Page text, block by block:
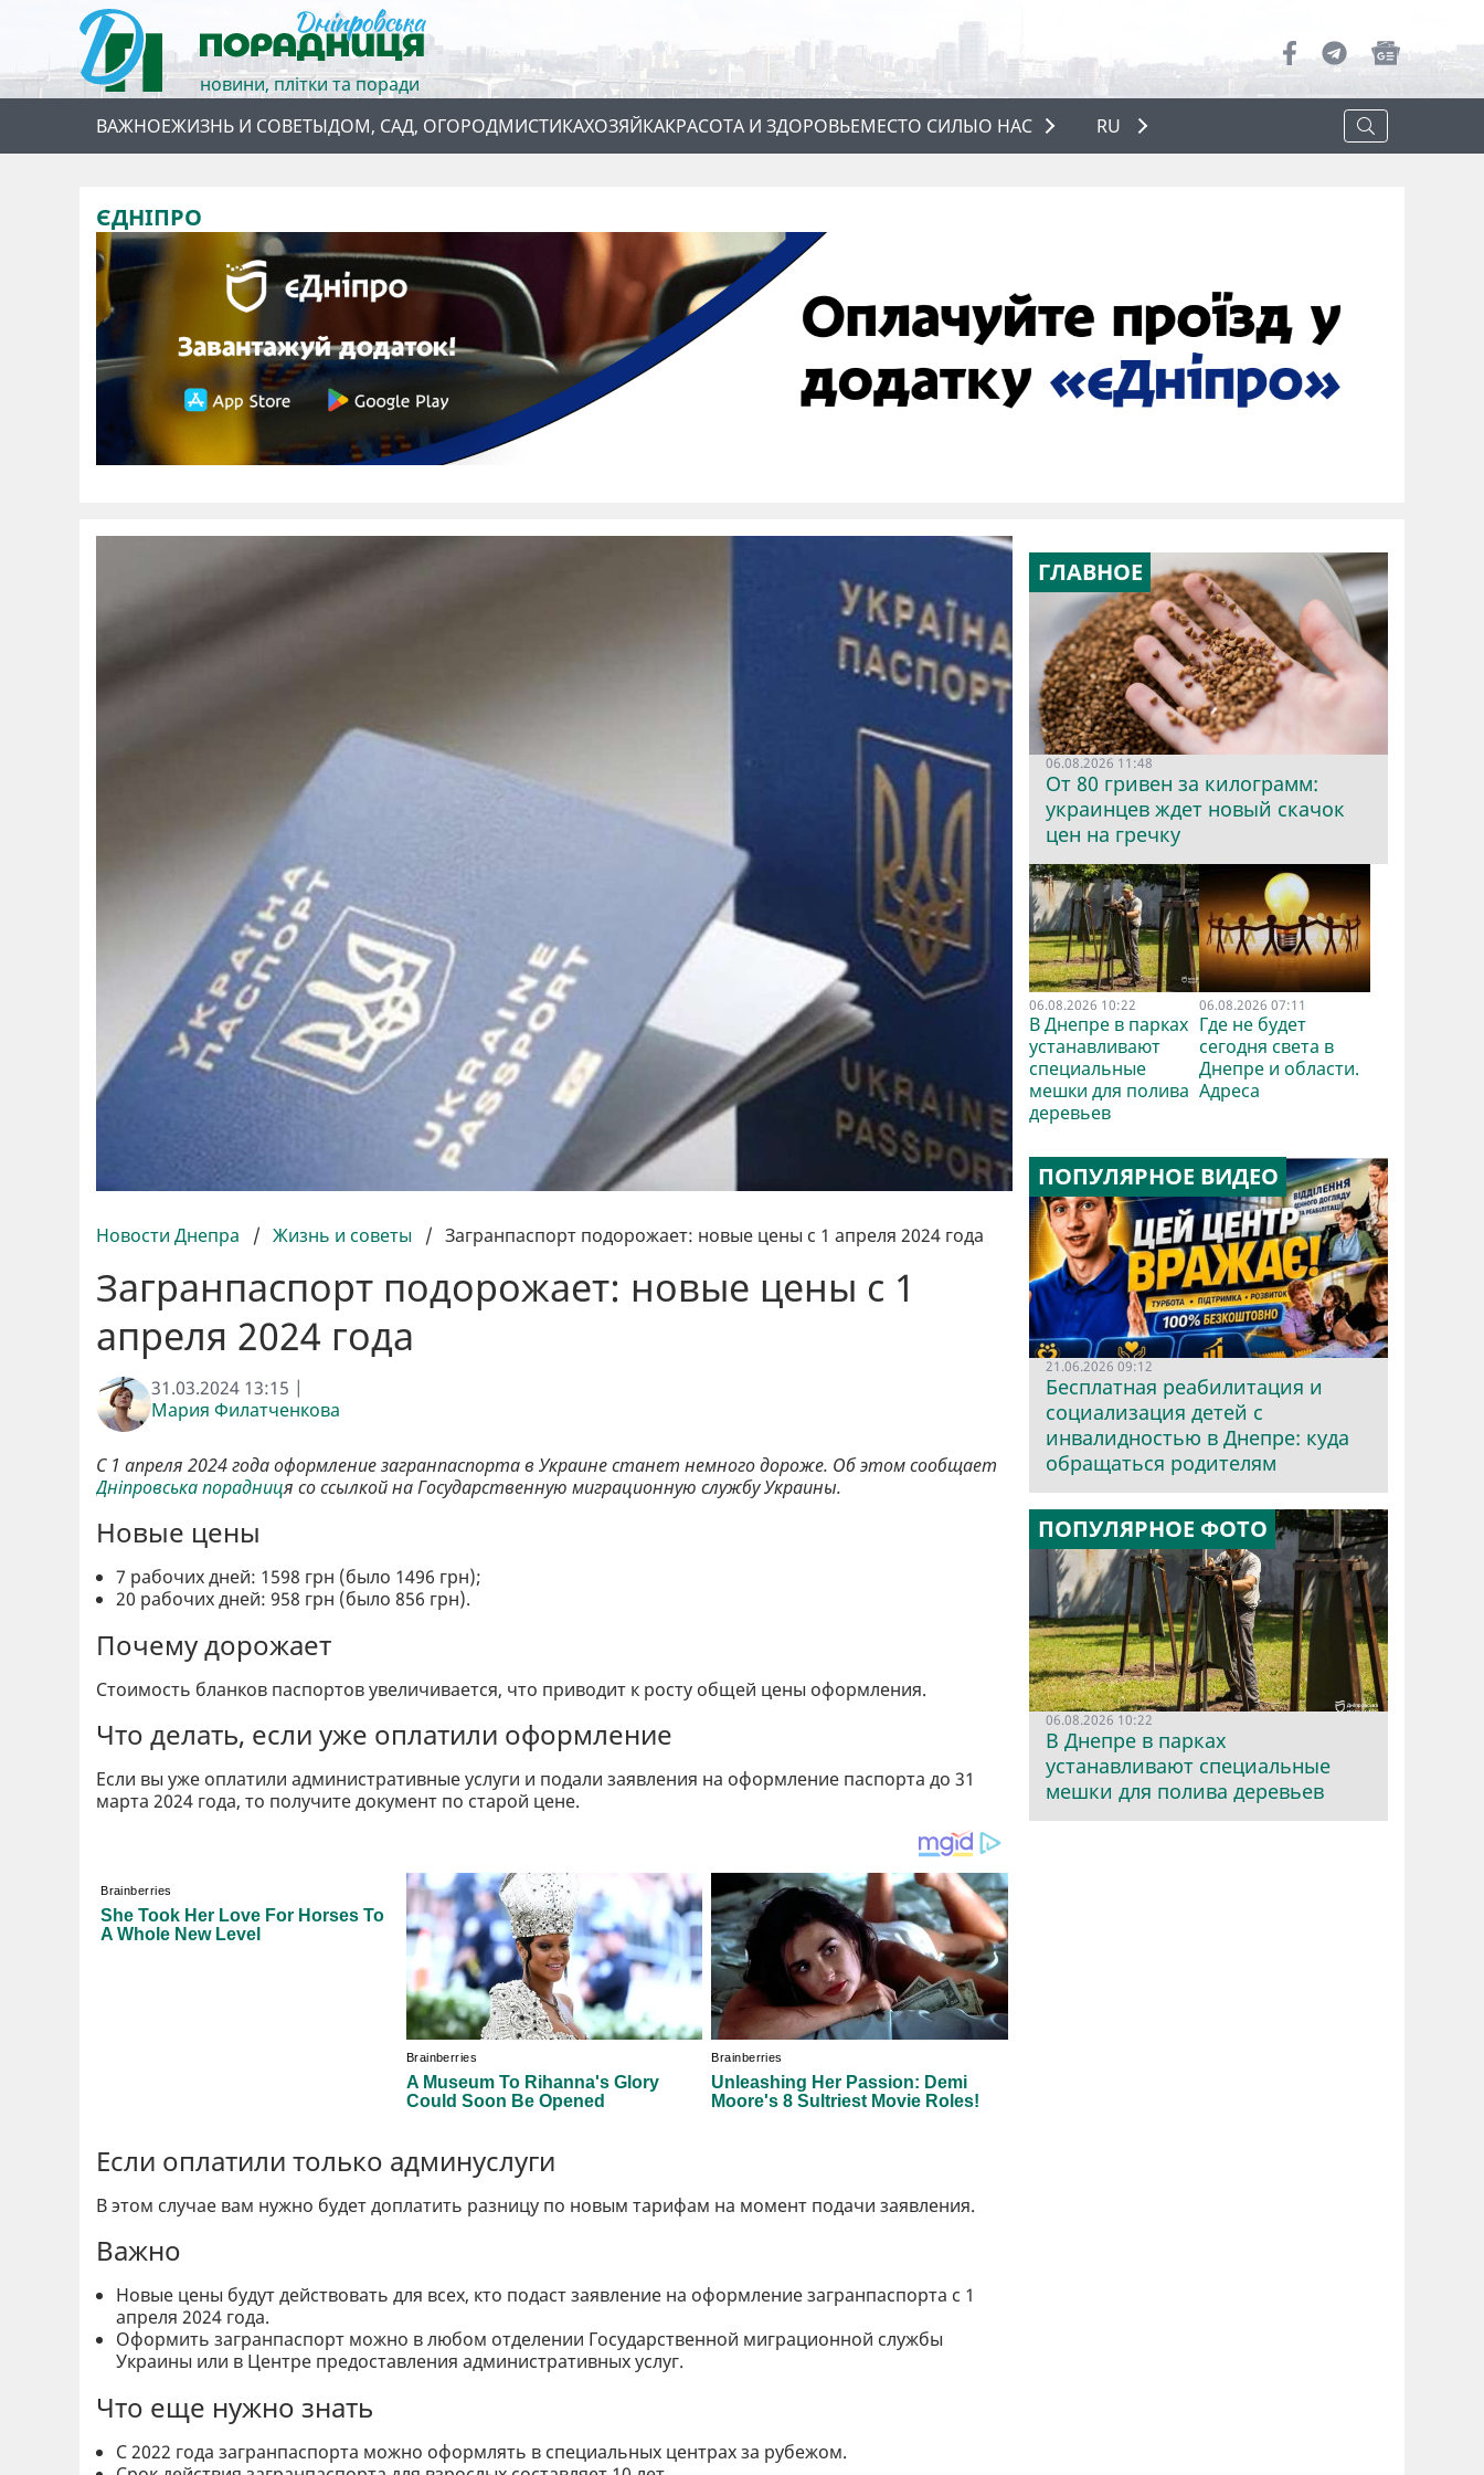
новини, плітки та поради
ВАЖНОЕЖИЗНЬ И СОВЕТЫДОМ, САД, ОГОРОДМИСТИКАХОЗЯЙКАКРАСОТА И ЗДОРОВЬЕМЕСТО СИЛЫО НАС
О НАС
RU
ЄДНІПРО
Новости Днепра / Жизнь и советы / Загранпаспорт подорожает: новые цены с 1 апреля 2024 года
Загранпаспорт подорожает: новые цены с 1
апреля 2024 года
31.03.2024 13:15 |
Мария Филатченкова
С 1 апреля 2024 года оформление загранпаспорта в Украине станет немного дороже. Об этом сообщает
Дніпровська порадниця со ссылкой на Государственную миграционную службу Украины.
Новые цены
7 рабочих дней: 1598 грн (было 1496 грн);
20 рабочих дней: 958 грн (было 856 грн).
Почему дорожает
Стоимость бланков паспортов увеличивается, что приводит к росту общей цены оформления.
Что делать, если уже оплатили оформление
Если вы уже оплатили административные услуги и подали заявления на оформление паспорта до 31
марта 2024 года, то получите документ по старой цене.
Если оплатили только админуслуги
В этом случае вам нужно будет доплатить разницу по новым тарифам на момент подачи заявления.
Важно
Новые цены будут действовать для всех, кто подаст заявление на оформление загранпаспорта с 1
апреля 2024 года.
Оформить загранпаспорт можно в любом отделении Государственной миграционной службы
Украины или в Центре предоставления административных услуг.
Что еще нужно знать
С 2022 года загранпаспорта можно оформлять в специальных центрах за рубежом.
ГЛАВНОЕ
06.08.2026 11:48
От 80 гривен за килограмм:
украинцев ждет новый скачок
цен на гречку
06.08.2026 10:22
В Днепре в парках
устанавливают
специальные
мешки для полива
деревьев
06.08.2026 07:11
Где не будет
сегодня света в
Днепре и области.
Адреса
ПОПУЛЯРНОЕ ВИДЕО
21.06.2026 09:12
Бесплатная реабилитация и
социализация детей с
инвалидностью в Днепре: куда
обращаться родителям
ПОПУЛЯРНОЕ ФОТО
06.08.2026 10:22
В Днепре в парках
устанавливают специальные
мешки для полива деревьев